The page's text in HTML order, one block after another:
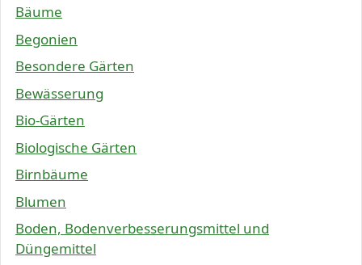
Bäume
Begonien
Besondere Gärten
Bewässerung
Bio-Gärten
Biologische Gärten
Birnbäume
Blumen
Boden, Bodenverbesserungsmittel und
Düngemittel